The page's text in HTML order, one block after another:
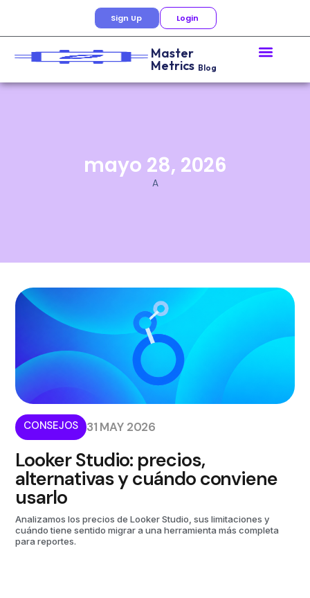
Sign Up Login
Master
Metrics Blog
mayo 28, 2026
A
CONSEJOS 31 MAY 2026
Looker Studio: precios,
alternativas y cuándo conviene
usarlo
Analizamos los precios de Looker Studio, sus limitaciones y
cuándo tiene sentido migrar a una herramienta más completa
para reportes.